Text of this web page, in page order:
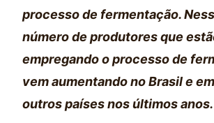
processo de fermentação.
número de produtores que
empregando o processo de
vem aumentando no Brasil e
outros países nos últimos anos.